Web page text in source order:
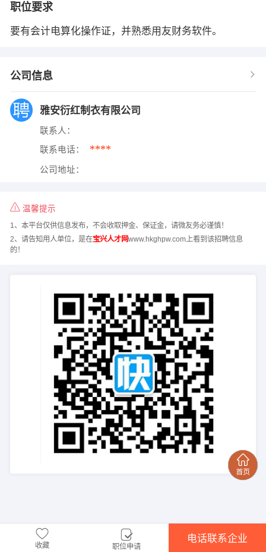
职位要求
要有会计电算化操作证，并熟悉用友财务软件。
公司信息
雅安衍红制衣有限公司
联系人：
联系电话： ****
公司地址：
温馨提示
1、本平台仅供信息发布，不会收取押金、保证金，请微友务必谨慎！
2、请告知用人单位，是在宝兴人才网www.hkghpw.com上看到该招聘信息
的！
收藏 职位申请
电话联系企业